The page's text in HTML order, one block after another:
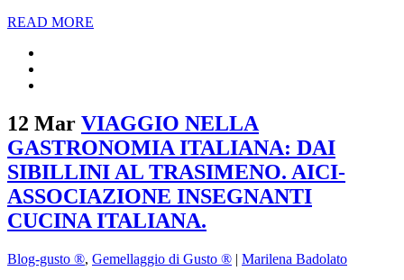
READ MORE
12 Mar VIAGGIO NELLA
GASTRONOMIA ITALIANA: DAI
SIBILLINI AL TRASIMENO. AICI-
ASSOCIAZIONE INSEGNANTI
CUCINA ITALIANA.
Blog-gusto ®, Gemellaggio di Gusto ® | Marilena Badolato